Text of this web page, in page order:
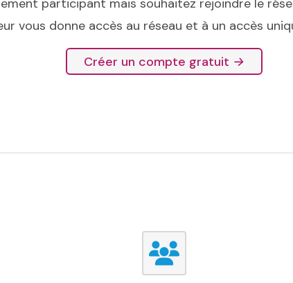
participant mais souhaitez rejoindre le
vous donne accès au réseau et à un accès
Créer un compte gratuit Ouvre le
→